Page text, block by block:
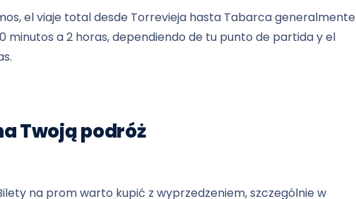
el viaje total desde Torrevieja hasta Tabarca generalmente
minutos a 2 horas, dependiendo de tu punto de partida y el
Twoją podróż
na prom warto kupić z wyprzedzeniem, szczególnie w